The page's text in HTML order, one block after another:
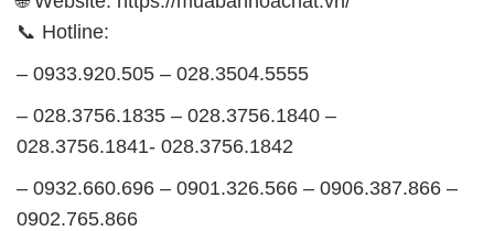
📞 Hotline:
– 0933.920.505 – 028.3504.5555
– 028.3756.1835 – 028.3756.1840 –
028.3756.1841- 028.3756.1842
– 0932.660.696 – 0901.326.566 – 0906.387.866 –
0902.765.866